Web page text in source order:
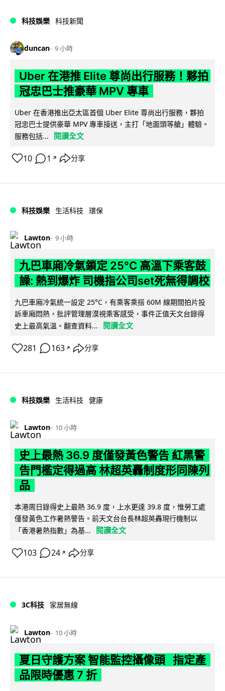
科技娛樂 科技新聞
duncan 9 小時
Uber 在港推 Elite 尊尚出行服務！夥拍
冠忠巴士推豪華 MPV 專車
Uber 在香港推出亞太區首個 Uber Elite 尊尚出行服務，夥拍
冠忠巴士提供豪華 MPV 專車接送，主打「地面頭等艙」體驗。
服務包括...
閱讀全文
10 1 ↗ 分享
科技娛樂 生活科技 環保
Lawton 9 小時
九巴車廂冷氣鎖定 25°C 高溫下乘客鼓
譟: 熱到爆炸 司機指公司set死無得調校
九巴車廂冷氣統一設定 25°C，有乘客乘搭 60M 線期間拍片投
訴車廂悶熱，批評管理層漠視乘客感受，事件正值天文台錄得
史上最高氣溫。翻查資料...
閱讀全文
281 163 ↗ 分享
科技娛樂 生活科技 健康
Lawton 10 小時
史上最熱 36.9 度僅發黃色警告 紅黑警
告門檻定得過高 林超英轟制度形同陳列
品
本港周日錄得史上最熱 36.9 度，上水更達 39.8 度，惟勞工處
僅發黃色工作暑熱警告。前天文台台長林超英轟現行機制以
「香港暑熱指數」為基...
閱讀全文
103 24 ↗ 分享
3C科技 家居無線
Lawton 10 小時
夏日守護方案 智能監控攝像頭 指定產
品限時優惠 7 折